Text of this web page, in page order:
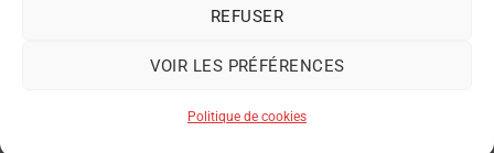
REFUSER
VOIR LES PRÉFÉRENCES
Politique de cookies
Copyright 2026 ©Pro Distribution